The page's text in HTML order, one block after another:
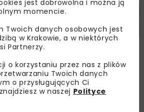
w kolorze Diamond Red, fot. nbi
med!a
pakietem zaawansowanych
na celu poprawę komfortu
jest dobrowolna i można ją
momencie.
Twoich danych osobowych jest
w Krakowie, a w niektórych
Partnerzy.
o korzystaniu przez nas z plików
Twoich danych
o przysługujących Ci
w naszej Polityce